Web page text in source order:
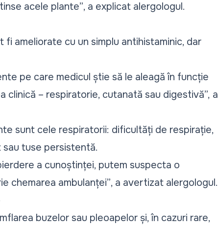
acele plante”, a explicat alergologul.
ameliorate cu un simplu antihistaminic, dar
pe care medicul știe să le aleagă în funcție
– respiratorie, cutanată sau digestivă”, a
sunt cele respiratorii: dificultăți de respirație,
sau tuse persistentă.
a cunoștinței, putem suspecta o
chemarea ambulanței”, a avertizat alergologul.
buzelor sau pleoapelor și, în cazuri rare,